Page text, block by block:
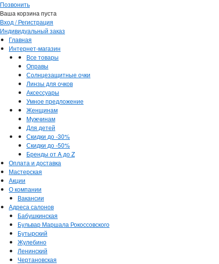
Позвонить
Ваша корзина пуста
Вход / Регистрация
Индивидуальный заказ
Главная
Интернет-магазин
Все товары
Оправы
Солнцезащитные очки
Линзы для очков
Аксессуары
Умное предложение
Женщинам
Мужчинам
Для детей
Скидки до -30%
Скидки до -50%
Бренды от A до Z
Оплата и доставка
Мастерская
Акции
О компании
Вакансии
Адреса салонов
Бабушкинская
Бульвар Маршала Рокоссовского
Бутырский
Жулебино
Ленинский
Чертановская